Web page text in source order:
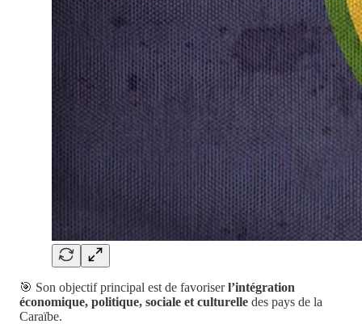
🎯 Son objectif principal est de favoriserl’intégration
économique, politique, sociale et culturelle des pays de la
Caraïbe.